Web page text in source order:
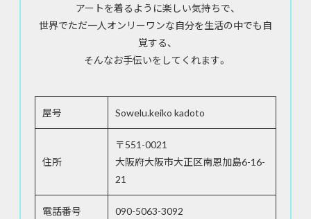
アートを着るように楽しい気持ちで、
世界でただ一人オンリーワンな自分を生活の中でも自
覚する、
そんなお手伝いをしてくれます。
屋号 Sowelu.keiko kadoto
住所
〒551-0021
大阪府大阪市大正区南恩加島6-16-
21
電話番号 090-5063-3092